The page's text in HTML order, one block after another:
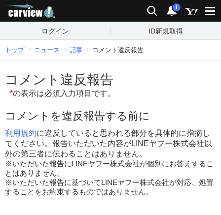
検索 通知
i
ログイン ID新規取得
トップ ニュース 記事 コメント違反報告
コメント違反報告
*の表示は必須入力項目です。
コメントを違反報告する前に
利用規約に違反していると思われる部分を具体的に指摘し
てください。報告いただいた内容がLINEヤフー株式会社以
外の第三者に伝わることはありません。
※いただいた報告にLINEヤフー株式会社が個別にお答えするこ
とはありません。
※いただいた報告に基づいてLINEヤフー株式会社が対応、処置
することをお約束するものではありません。